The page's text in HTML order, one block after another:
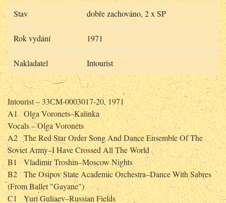
Stav dobře zachováno, 2 x SP
Rok vydání 1971
Nakladatel Intourist
Intourist – 33СМ-0003017-20, 1971
A1 Olga Voronets–Kalinka
Vocals – Olga Voronets
A2 The Red Star Order Song And Dance Ensemble Of The
Soviet Army–I Have Crossed All The World
B1
Vladimir Troshin–Moscow Nights
B2
The Osipov State Academic Orchestra–Dance With Sabres
(From Ballet "Gayane")
C1
Yuri Guliaev–Russian Fields